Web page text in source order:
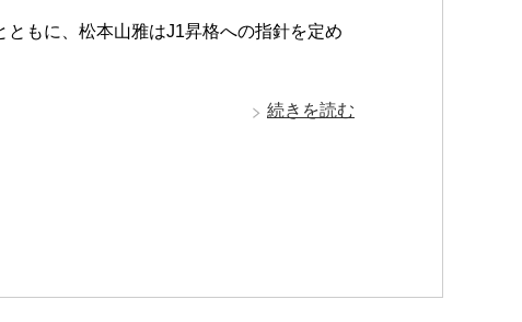
もに、松本山雅はJ1昇格への指針を定め
続きを読む